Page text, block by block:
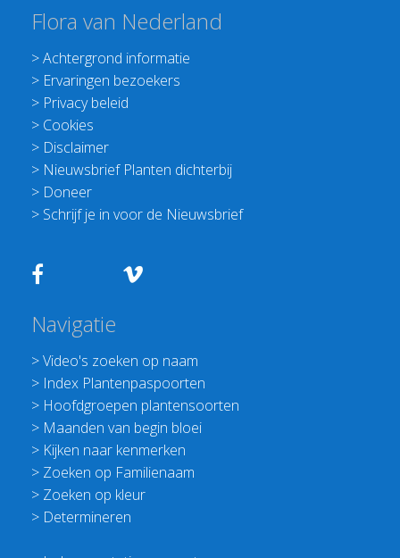
Flora van Nederland
>Achtergrond informatie
> Ervaringen bezoekers
> Privacy beleid
> Cookies
> Disclaimer
> Nieuwsbrief Planten dichterbij
> Doneer
> Schrijf je in voor de Nieuwsbrief
Navigatie
>Video's zoeken op naam
> Index Plantenpaspoorten
> Hoofdgroepen plantensoorten
> Maanden van begin bloei
> Kijken naar kenmerken
> Zoeken op Familienaam
> Zoeken op kleur
> Determineren